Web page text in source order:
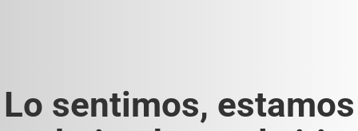
Lo sentimos, estamos